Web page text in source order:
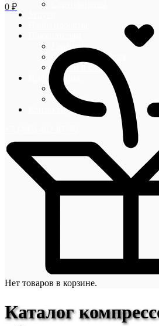
Гарантии
Оплата и доставка
Акции и скидки
Информация
Блог
Новости
Контакты
0 ₽
Нет товаров в корзине.
Каталог